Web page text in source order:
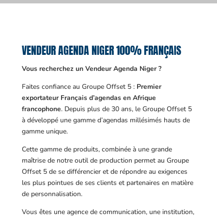
VENDEUR AGENDA NIGER 100% FRANÇAIS
Vous recherchez un Vendeur Agenda Niger ?
Faites confiance au Groupe Offset 5 : Premier
exportateur Français d’agendas en Afrique
francophone. Depuis plus de 30 ans, le Groupe Offset 5
à développé une gamme d’agendas millésimés hauts de
gamme unique.
Cette gamme de produits, combinée à une grande
maîtrise de notre outil de production permet au Groupe
Offset 5 de se différencier et de répondre au exigences
les plus pointues de ses clients et partenaires en matière
de personnalisation.
Vous êtes une agence de communication, une institution,